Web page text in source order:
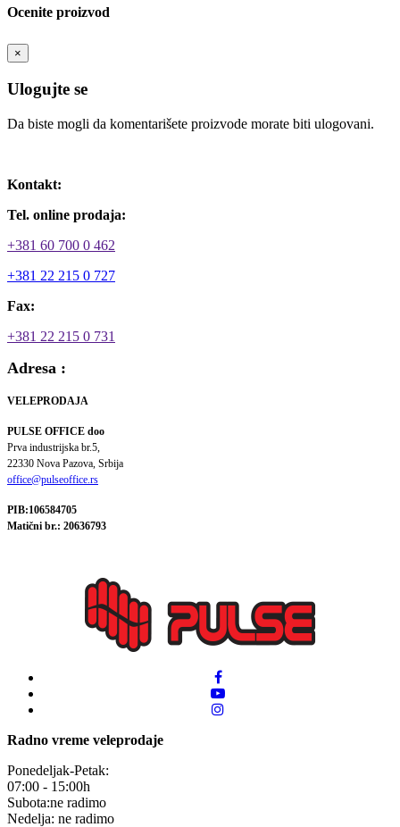
Ocenite proizvod
×
Ulogujte se
Da biste mogli da komentarišete proizvode morate biti ulogovani.
Kontakt:
Tel. online prodaja:
+381 60 700 0 462
+381 22 215 0 727
Fax:
+381 22 215 0 731
Adresa :
VELEPRODAJA
PULSE OFFICE doo
Prva industrijska br.5,
22330 Nova Pazova, Srbija
office@pulseoffice.rs
PIB:106584705
Matični br.: 20636793
Radno vreme veleprodaje
Ponedeljak-Petak:
07:00 - 15:00h
Subota:ne radimo
Nedelja: ne radimo